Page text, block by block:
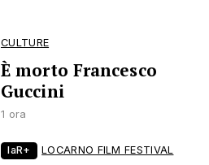
CULTURE
È morto Francesco
Guccini
1 ora
laR+ LOCARNO FILM FESTIVAL